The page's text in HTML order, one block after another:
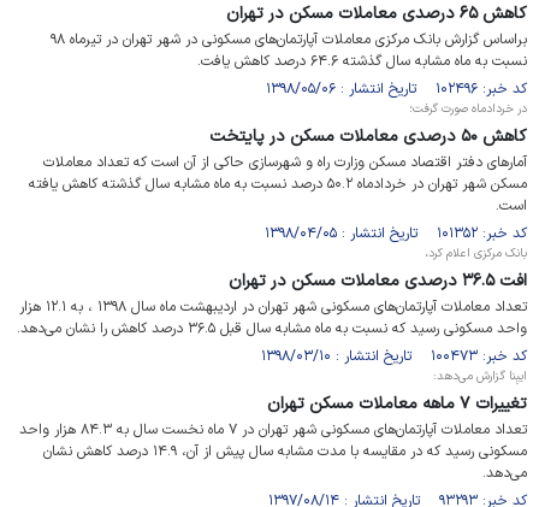
کاهش ۶۵ درصدی معاملات مسکن در تهران
براساس گزارش بانک مرکزی معاملات آپارتمان‌های مسکونی در شهر تهران در تیرماه ۹۸
نسبت به ماه مشابه سال گذشته ۶۴.۶ درصد کاهش یافت.
کد خبر: ۱۰۲۴۹۶ تاریخ انتشار : ۱۳۹۸/۰۵/۰۶
در خردادماه صورت گرفت؛
کاهش ۵۰ درصدی معاملات مسکن در پایتخت
آمارهای دفتر اقتصاد مسکن وزارت راه و شهرسازی حاکی از آن است که تعداد معاملات
مسکن شهر تهران در خردادماه ۵۰.۲ درصد نسبت به ماه مشابه سال گذشته کاهش یافته
است.
کد خبر: ۱۰۱۳۵۲ تاریخ انتشار : ۱۳۹۸/۰۴/۰۵
بانک مرکزی اعلام کرد،
افت ۳۶.۵ درصدی معاملات مسکن در تهران
تعداد معاملات آپارتمان‌های مسکونی شهر تهران در اردیبهشت ماه سال ۱۳۹۸ ، به ۱۲.۱ هزار
واحد مسکونی رسید که نسبت به ماه مشابه سال قبل ۳۶.۵ درصد کاهش را نشان می‌دهد.
کد خبر: ۱۰۰۴۷۳ تاریخ انتشار : ۱۳۹۸/۰۳/۱۰
ایبِنا گزارش می‌دهد:
تغییرات ۷ ماهه معاملات مسکن تهران
تعداد معاملات آپارتمان‌های مسکونی شهر تهران در ۷ ماه نخست سال به ۸۴.۳ هزار واحد
مسکونی رسید که در مقایسه با مدت مشابه سال پیش از آن، ۱۴.۹ درصد کاهش نشان
می‌دهد.
کد خبر: ۹۳۲۹۳ تاریخ انتشار : ۱۳۹۷/۰۸/۱۴